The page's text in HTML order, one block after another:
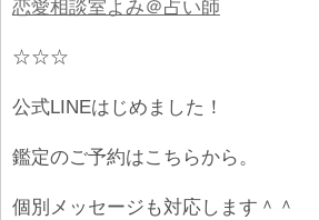
恋愛相談室よみ＠占い師
☆☆☆
公式LINEはじめました！
鑑定のご予約はこちらから。
個別メッセージも対応します＾＾